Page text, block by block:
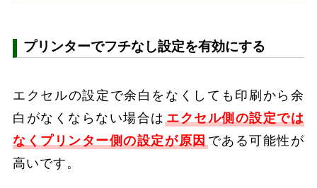
プリンターでフチなし設定を有効にする
エクセルの設定で余白をなくしても印刷から余
白がなくならない場合は エクセル側の設定では
なくプリンター側の設定が原因 である可能性が
高いです。